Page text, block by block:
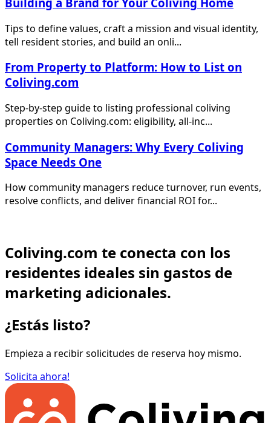
Tips to define values, craft a mission and visual identity,
tell resident stories, and build an onli...
From Property to Platform: How to List on
Coliving.com
Step-by-step guide to listing professional coliving
properties on Coliving.com: eligibility, all-inc...
Community Managers: Why Every Coliving
Space Needs One
How community managers reduce turnover, run events,
resolve conflicts, and deliver financial ROI for...
Coliving.com te conecta con los
residentes ideales sin gastos de
marketing adicionales.
¿Estás listo?
Empieza a recibir solicitudes de reserva hoy mismo.
Solicita ahora!